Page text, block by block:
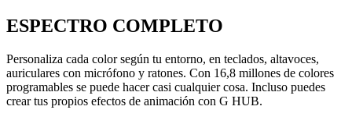
ESPECTRO COMPLETO
Personaliza cada color según tu entorno, en teclados, altavoces,
auriculares con micrófono y ratones. Con 16,8 millones de colores
programables se puede hacer casi cualquier cosa. Incluso puedes
crear tus propios efectos de animación con G HUB.